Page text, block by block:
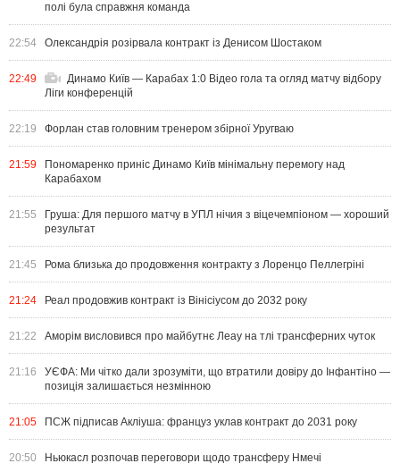
полі була справжня команда
22:54 Олександрія розірвала контракт із Денисом Шостаком
22:49
Динамо Київ — Карабах 1:0 Відео гола та огляд матчу відбору
Ліги конференцій
22:19 Форлан став головним тренером збірної Уругваю
21:59
Пономаренко приніс Динамо Київ мінімальну перемогу над
Карабахом
21:55
Груша: Для першого матчу в УПЛ нічия з віцечемпіоном — хороший
результат
21:45 Рома близька до продовження контракту з Лоренцо Пеллегріні
21:24 Реал продовжив контракт із Вінісіусом до 2032 року
21:22 Аморім висловився про майбутнє Леау на тлі трансферних чуток
21:16
УЄФА: Ми чітко дали зрозуміти, що втратили довіру до Інфантіно —
позиція залишається незмінною
21:05 ПСЖ підписав Акліуша: француз уклав контракт до 2031 року
20:50 Ньюкасл розпочав переговори щодо трансферу Нмечі